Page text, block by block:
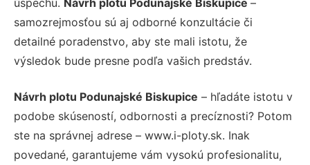
samozrejmosťou sú aj odborné konzultácie či
detailné poradenstvo, aby ste mali istotu, že
výsledok bude presne podľa vašich predstáv.
Návrh plotu Podunajské Biskupice – hľadáte istotu v
podobe skúseností, odbornosti a precíznosti? Potom
ste na správnej adrese – www.i-ploty.sk. Inak
povedané, garantujeme vám vysokú profesionalitu,